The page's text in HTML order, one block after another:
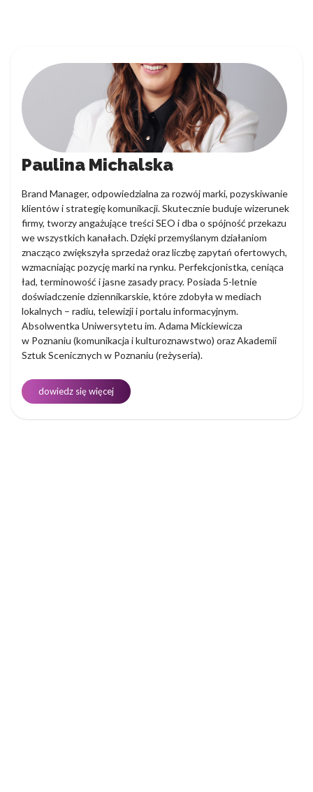
Paulina Michalska
Brand Manager, odpowiedzialna za rozwój marki, pozyskiwanie
klientów i strategię komunikacji. Skutecznie buduje wizerunek
firmy, tworzy angażujące treści SEO i dba o spójność przekazu
we wszystkich kanałach. Dzięki przemyślanym działaniom
znacząco zwiększyła sprzedaż oraz liczbę zapytań ofertowych,
wzmacniając pozycję marki na rynku. Perfekcjonistka, ceniąca
ład, terminowość i jasne zasady pracy. Posiada 5-letnie
doświadczenie dziennikarskie, które zdobyła w mediach
lokalnych – radiu, telewizji i portalu informacyjnym.
Absolwentka Uniwersytetu im. Adama Mickiewicza
w Poznaniu (komunikacja i kulturoznawstwo) oraz Akademii
Sztuk Scenicznych w Poznaniu (reżyseria).
dowiedz się więcej